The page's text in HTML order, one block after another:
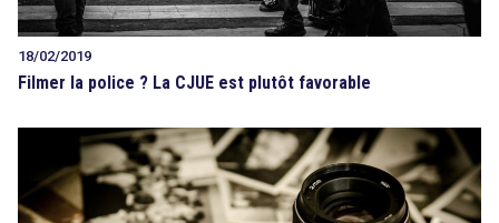
18/02/2019
Filmer la police ? La CJUE est plutôt favorable